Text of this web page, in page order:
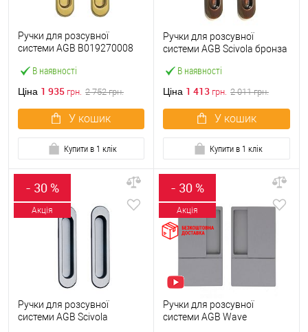
В наявності
Ручки для розсувної
системи AGB B019270008
Ціна 1 935 грн. 2 752грн.
У кошик
Купити в 1 клік
В наявності
Ручки для розсувної
системи AGB Scivola бронза
Ціна 1 413 грн. 2 011грн.
У кошик
Купити в 1 клік
- 30 %
Акція
Ручки для розсувної
системи AGB Scivola
- 30 %
Акція
Ручки для розсувної
системи AGB Wave